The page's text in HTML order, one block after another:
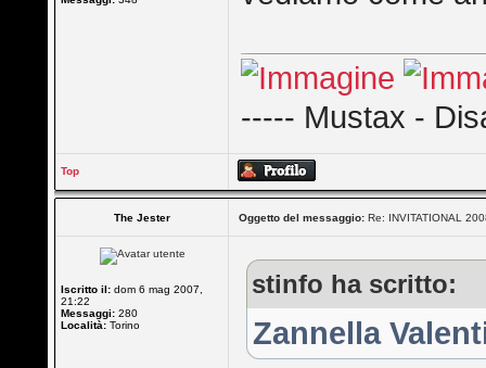
----- Mustax -
Top
The Jester Oggetto del messaggio: Re: INVITATIONAL
Iscritto il: dom 6 mag 2007,
21:22
Messaggi: 280
Località: Torino
stinfo ha scritto:
Zannella